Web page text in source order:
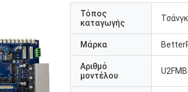
Τόπος
καταγωγής
Μάρκα
Αριθμό
μοντέλου